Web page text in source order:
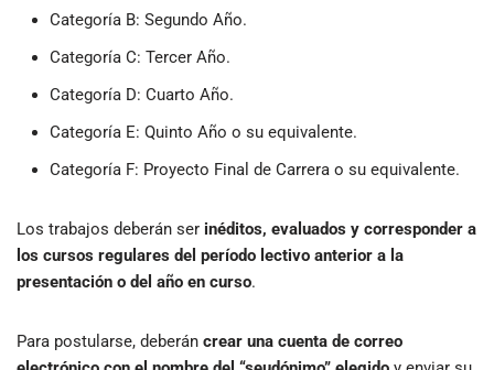
Categoría B: Segundo Año.
Categoría C: Tercer Año.
Categoría D: Cuarto Año.
Categoría E: Quinto Año o su equivalente.
Categoría F: Proyecto Final de Carrera o su equivalente.
Los trabajos deberán ser inéditos, evaluados y corresponder a
los cursos regulares del período lectivo anterior a la
presentación o del año en curso.
Para postularse, deberán crear una cuenta de correo